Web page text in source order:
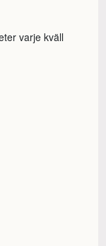
varje kväll